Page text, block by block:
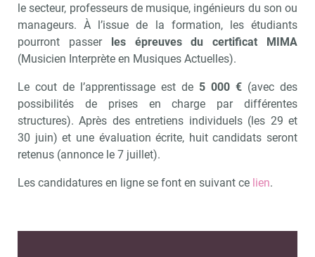
le secteur, professeurs de musique, ingénieurs du son ou
manageurs. À l’issue de la formation, les étudiants
pourront passer les épreuves du certificat MIMA
(Musicien Interprète en Musiques Actuelles).
Le cout de l’apprentissage est de 5 000 € (avec des
possibilités de prises en charge par différentes
structures). Après des entretiens individuels (les 29 et
30 juin) et une évaluation écrite, huit candidats seront
retenus (annonce le 7 juillet).
Les candidatures en ligne se font en suivant ce lien.